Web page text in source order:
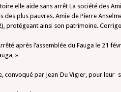
elle aide sans arrêt La société des
des plus pauvres. Amie de Pierre
protégeant ainsi son patrimoine.
après l’assemblée du Fauga le 21
»
convoqué par Jean Du Vigier, pour